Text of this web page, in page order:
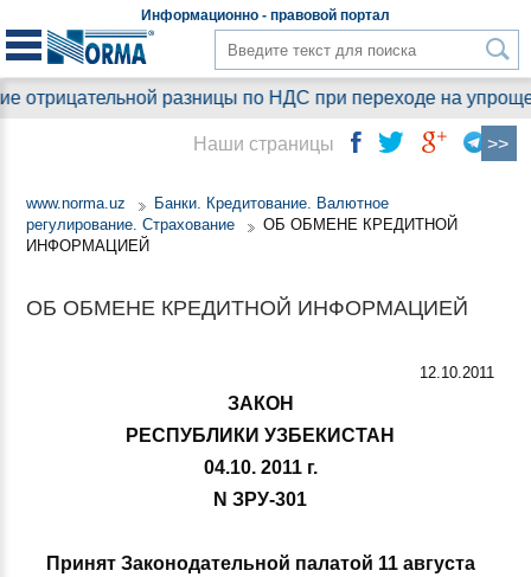
Информационно - правовой портал
разницы по НДС при переходе на упрощенный
www.norma.uz
Банки. Кредитование. Валютное
регулирование. Страхование
ОБ ОБМЕНЕ КРЕДИТНОЙ
ИНФОРМАЦИЕЙ
ОБ ОБМЕНЕ КРЕДИТНОЙ ИНФОРМАЦИЕЙ
12.10.2011
ЗАКОН
РЕСПУБЛИКИ УЗБЕКИСТАН
04.10. 2011 г.
N ЗРУ-301
Принят Законодательной палатой 11 августа
Наши страницы